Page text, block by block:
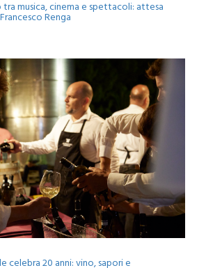
musica, cinema e spettacoli: attesa